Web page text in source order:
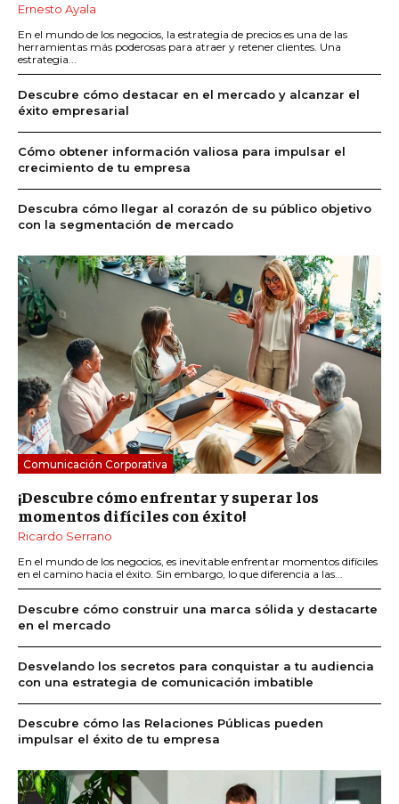
Ernesto Ayala
En el mundo de los negocios, la estrategia de precios es una de las
herramientas más poderosas para atraer y retener clientes. Una
estrategia...
Descubre cómo destacar en el mercado y alcanzar el
éxito empresarial
Cómo obtener información valiosa para impulsar el
crecimiento de tu empresa
Descubra cómo llegar al corazón de su público objetivo
con la segmentación de mercado
Comunicación Corporativa
¡Descubre cómo enfrentar y superar los
momentos difíciles con éxito!
Ricardo Serrano
En el mundo de los negocios, es inevitable enfrentar momentos difíciles
en el camino hacia el éxito. Sin embargo, lo que diferencia a las...
Descubre cómo construir una marca sólida y destacarte
en el mercado
Desvelando los secretos para conquistar a tu audiencia
con una estrategia de comunicación imbatible
Descubre cómo las Relaciones Públicas pueden
impulsar el éxito de tu empresa